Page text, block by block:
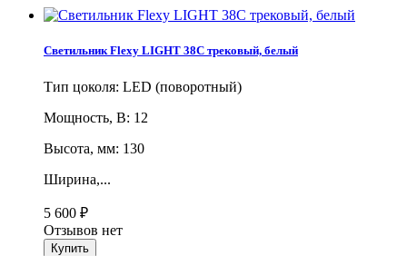
Светильник Flexy LIGHT 38C трековый, белый
Тип цоколя: LED (поворотный)
Мощность, В: 12
Высота, мм: 130
Ширина,...
5 600 ₽
Отзывов нет